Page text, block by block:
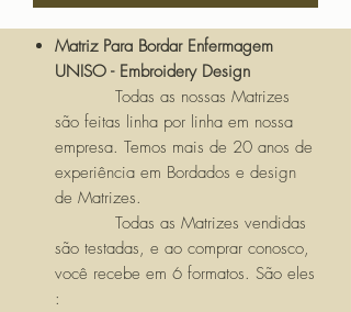
Matriz Para Bordar Enfermagem
UNISO - Embroidery Design
Todas as nossas Matrizes
são feitas linha por linha em nossa
empresa. Temos mais de 20 anos de
experiência em Bordados e design
de Matrizes.
Todas as Matrizes vendidas
são testadas, e ao comprar conosco,
você recebe em 6 formatos. São eles
: